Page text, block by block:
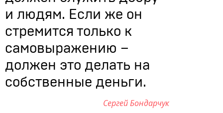
и людям. Если же он
стремится только к
самовыражению –
должен это делать на
собственные деньги.
Сергей Бондарчук